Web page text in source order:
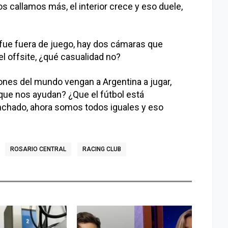
callamos más, el interior crece y eso duele,
fuera de juego, hay dos cámaras que
offsite, ¿qué casualidad no?
del mundo vengan a Argentina a jugar,
nos ayudan? ¿Que el fútbol está
ahora somos todos iguales y eso
ROSARIO CENTRAL RACING CLUB